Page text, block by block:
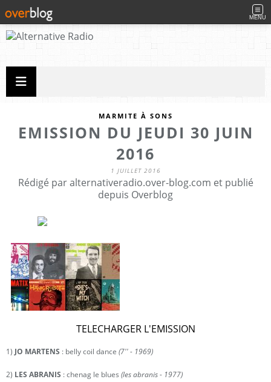
MENU
MARMITE À SONS
EMISSION DU JEUDI 30 JUIN
2016
1 JUILLET 2016
Rédigé par alternativeradio.over-blog.com et publié
depuis Overblog
TELECHARGER L'EMISSION
1) JO MARTENS : belly coil dance (7'' - 1969)
2) LES ABRANIS : chenag le blues (les abranis - 1977)